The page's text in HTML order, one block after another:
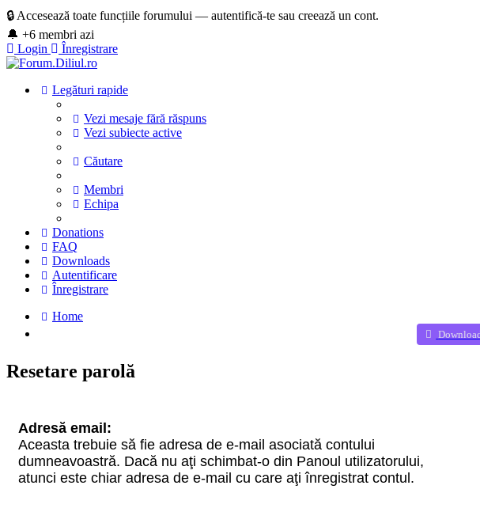
🔒 Accesează toate funcțiile forumului — autentifică-te sau creează un cont.
🔔 +6 membri azi
Login
Înregistrare
Legături rapide
Vezi mesaje fără răspuns
Vezi subiecte active
Căutare
Membri
Echipa
Donations
FAQ
Downloads
Autentificare
Înregistrare
Home
Resetare parolă
Adresă email:
Aceasta trebuie să fie adresa de e-mail asociată contului
dumneavoastră. Dacă nu aţi schimbat-o din Panoul utilizatorului,
atunci este chiar adresa de e-mail cu care aţi înregistrat contul.